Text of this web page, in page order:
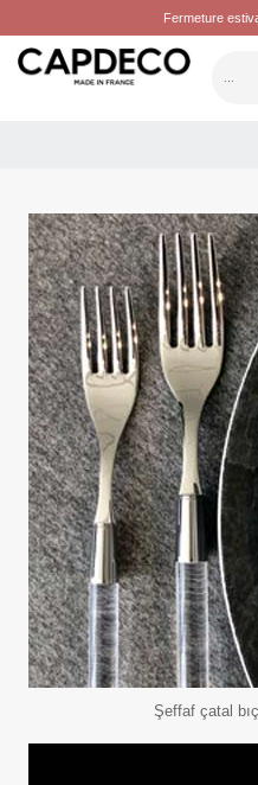
Fermeture
KATEGORILER
Şeffaf çatal